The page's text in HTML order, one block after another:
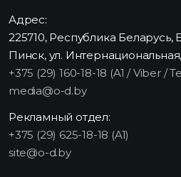
Адрес:
225710, Республика Беларусь,
Пинск, ул. Интернациональная,
+375 (29) 160-18-18 (A1 / Viber /
media@o-d.by
Рекламный отдел:
+375 (29) 625-18-18 (A1)
site@o-d.by